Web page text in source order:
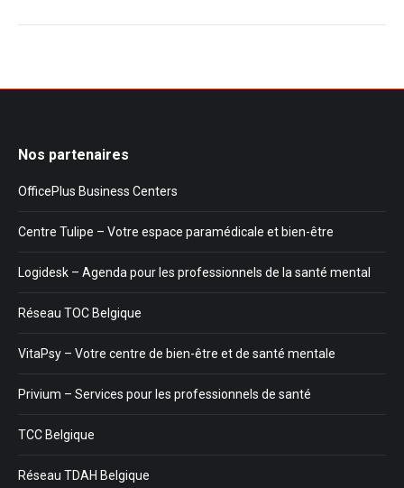
Nos partenaires
OfficePlus Business Centers
Centre Tulipe – Votre espace paramédicale et bien-être
Logidesk – Agenda pour les professionnels de la santé mental
Réseau TOC Belgique
VitaPsy – Votre centre de bien-être et de santé mentale
Privium – Services pour les professionnels de santé
TCC Belgique
Réseau TDAH Belgique